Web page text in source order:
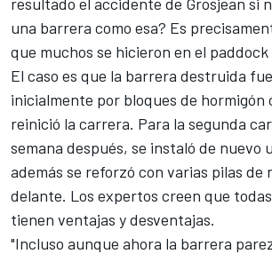
una barrera como esa? Es
que muchos se hicieron en el paddock
El caso es que la barrera destruida
inicialmente por bloques de hormigón
reinició la carrera. Para la segunda
semana después, se instaló de nuevo
además se reforzó con varias pilas de
delante. Los expertos creen que
tienen ventajas y desventajas.
"Incluso aunque ahora la barrera